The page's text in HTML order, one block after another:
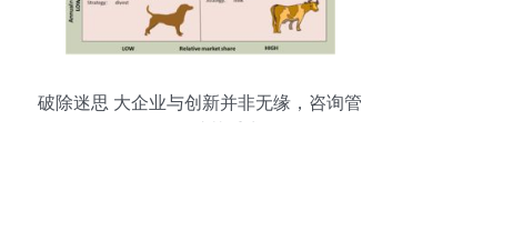
破除迷思 大企业与创新并非无缘，咨询管